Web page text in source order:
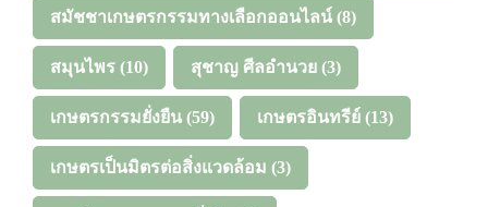
สมัชชาเกษตรกรรมทางเลือกออนไลน์ (8)
สมุนไพร (10) สุชาญ ศีลอำนวย (3)
เกษตรกรรมยั่งยืน (59) เกษตรอินทรีย์ (13)
เกษตรเป็นมิตรต่อสิ่งแวดล้อม (3)